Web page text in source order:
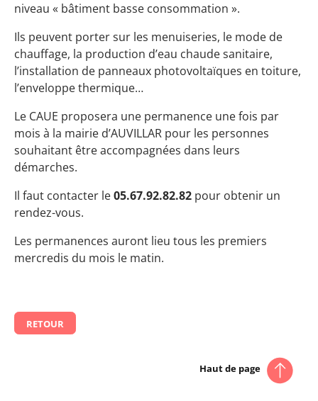
niveau « bâtiment basse consommation ».
Ils peuvent porter sur les menuiseries, le mode de
chauffage, la production d’eau chaude sanitaire,
l’installation de panneaux photovoltaïques en toiture,
l’enveloppe thermique…
Le CAUE proposera une permanence une fois par
mois à la mairie d’AUVILLAR pour les personnes
souhaitant être accompagnées dans leurs
démarches.
Il faut contacter le05.67.92.82.82 pour obtenir un
rendez-vous.
Les permanences auront lieu tous les premiers
mercredis du mois le matin.
RETOUR
Haut de page